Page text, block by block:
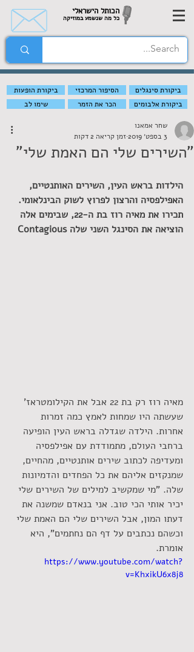
הכותל הישראלי
כל מה שנשמע במוזיקה
ביקורת הופעות הסיפור המרכזי
ביקורת סינגלים
שימו לב
הכר את הזמר ביקורת אלבומים
"השירים שלי הם האמת שלי"
שחר אמאנו
3 בספט׳ 2019
זמן קריאה 2 דקות
הילדות בראש העין, השירים האותנטיים,
האפילפסיה והרצון לפרוץ לשוק הבינלאומי.
תכירו את מאיה רוז בת ה-22, שבימים אלה
הוציאה את הסינגל השני שלה Contagious
מאיה רוז רק בת 22 אבל את הקילומטראז'
שעשתה היו שמחות לאמץ כמה זמרות
אחרות. הילדה שגדלה בראש העין הופיעה
ברחבי העולם, מתמודדת עם אפילפסיה
ומעדיפה לכתוב שירים אותנטיים, מהחיים,
שמנקזים אליהם את כל הפחדים והדמיונות
שלה. "מי שמקשיב למילים של השירים שלי
יכיר אותי הכי טוב. אני בנאדם שמשנה את
דעתו המון, אבל השירים שלי הם האמת שלי
וכשהם נכתבים על דף הם נחתמים", היא
אומרת.
https://www.youtube.com/watch?
v=KhxikU6x8j8